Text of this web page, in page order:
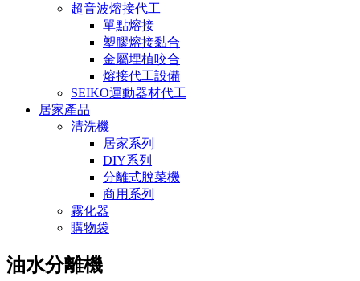
超音波熔接代工
單點熔接
塑膠熔接黏合
金屬埋植咬合
熔接代工設備
SEIKO運動器材代工
居家產品
清洗機
居家系列
DIY系列
分離式脫菜機
商用系列
霧化器
購物袋
油水分離機